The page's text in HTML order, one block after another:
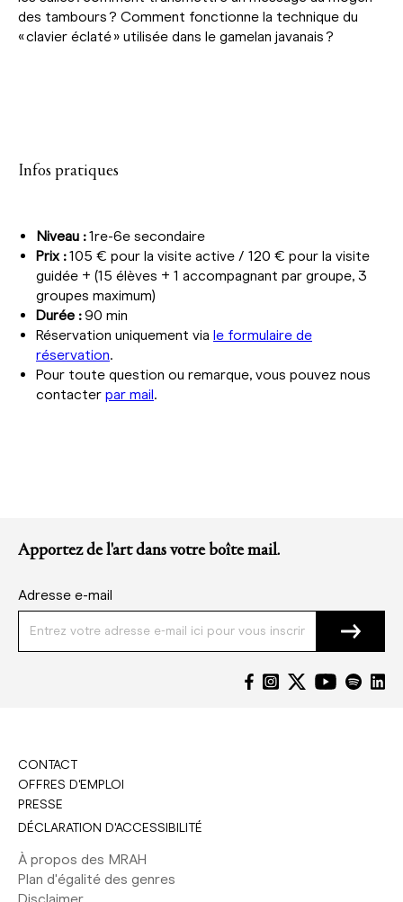
des tambours ? Comment fonctionne la technique du
« clavier éclaté » utilisée dans le gamelan javanais ?
Infos pratiques
Niveau :1re-6e secondaire
Prix :105 € pour la visite active / 120 € pour la visite
guidée + (15 élèves + 1 accompagnant par groupe, 3
groupes maximum)
Durée :90 min
Réservation uniquement via le formulaire de
réservation.
Pour toute question ou remarque, vous pouvez nous
contacter par mail.
Apportez de l'art dans votre boîte mail.
Adresse e-mail
CONTACT
OFFRES D'EMPLOI
PRESSE
DÉCLARATION D'ACCESSIBILITÉ
À propos des MRAH
Plan d'égalité des genres